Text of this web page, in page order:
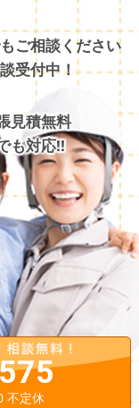
ご相談ください
受付中！
見積無料
も対応!!
不定休